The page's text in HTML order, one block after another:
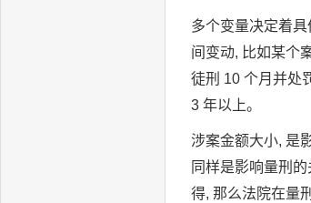
多个变量决定着
间变动, 比如某个
徒刑 10 个月并处
3 年以上。
涉案金额大小, 是
同样是影响量刑
得, 那么法院在量